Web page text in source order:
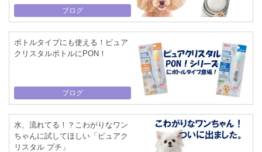
ブログ
ボトルタイプにも使える！ピュア
クリスタルボトルにPON！
ブログ
水、流れてる！？こわがりなワン
ちゃんに試してほしい「ピュアク
リスタル プチ」